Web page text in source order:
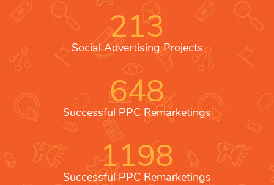
213
Social Advertising Projects
648
Successful PPC Remarketings
1198
Successful PPC Remarketings